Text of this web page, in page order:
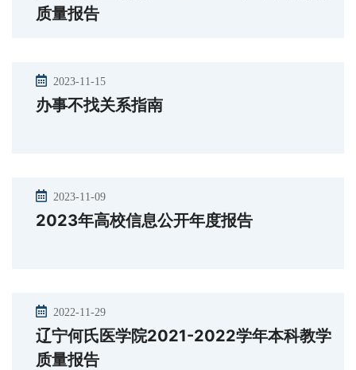
质量报告
2023-11-15
办事不找关系指南
2023-11-09
2023年高校信息公开年度报告
2022-11-29
辽宁何氏医学院2021-2022学年本科教学
质量报告